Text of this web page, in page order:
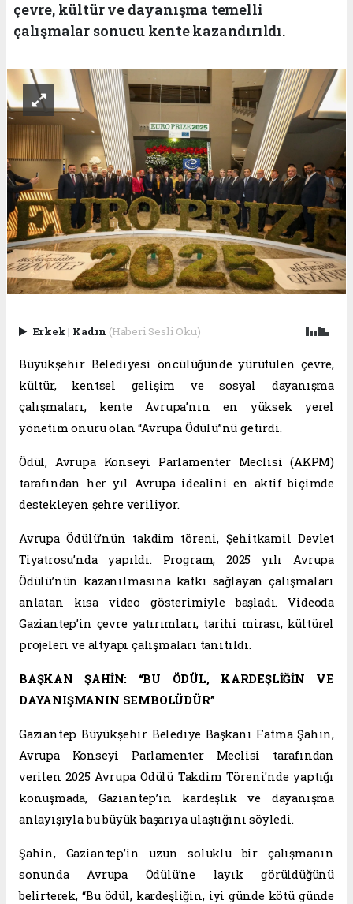
çevre, kültür ve dayanışma temelli
çalışmalar sonucu kente kazandırıldı.
Erkek| Kadın (Haberi Sesli Oku)
Büyükşehir Belediyesi öncülüğünde yürütülen çevre,
kültür, kentsel gelişim ve sosyal dayanışma
çalışmaları, kente Avrupa’nın en yüksek yerel
yönetim onuru olan “Avrupa Ödülü”nü getirdi.
Ödül, Avrupa Konseyi Parlamenter Meclisi (AKPM)
tarafından her yıl Avrupa idealini en aktif biçimde
destekleyen şehre veriliyor.
Avrupa Ödülü’nün takdim töreni, Şehitkamil Devlet
Tiyatrosu’nda yapıldı. Program, 2025 yılı Avrupa
Ödülü’nün kazanılmasına katkı sağlayan çalışmaları
anlatan kısa video gösterimiyle başladı. Videoda
Gaziantep’in çevre yatırımları, tarihi mirası, kültürel
projeleri ve altyapı çalışmaları tanıtıldı.
BAŞKAN ŞAHİN: “BU ÖDÜL, KARDEŞLİĞİN VE
DAYANIŞMANIN SEMBOLÜDÜR”
Gaziantep Büyükşehir Belediye Başkanı Fatma Şahin,
Avrupa Konseyi Parlamenter Meclisi tarafından
verilen 2025 Avrupa Ödülü Takdim Töreni'nde yaptığı
konuşmada, Gaziantep’in kardeşlik ve dayanışma
anlayışıyla bu büyük başarıya ulaştığını söyledi.
Şahin, Gaziantep’in uzun soluklu bir çalışmanın
sonunda Avrupa Ödülü’ne layık görüldüğünü
belirterek, “Bu ödül, kardeşliğin, iyi günde kötü günde